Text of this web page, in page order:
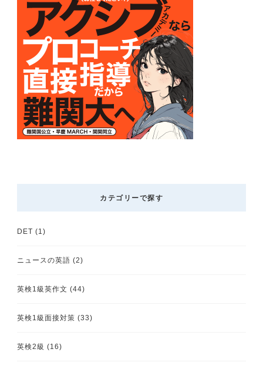
カテゴリーで探す
DET (1)
ニュースの英語 (2)
英検1級英作文 (44)
英検1級面接対策 (33)
英検2級 (16)